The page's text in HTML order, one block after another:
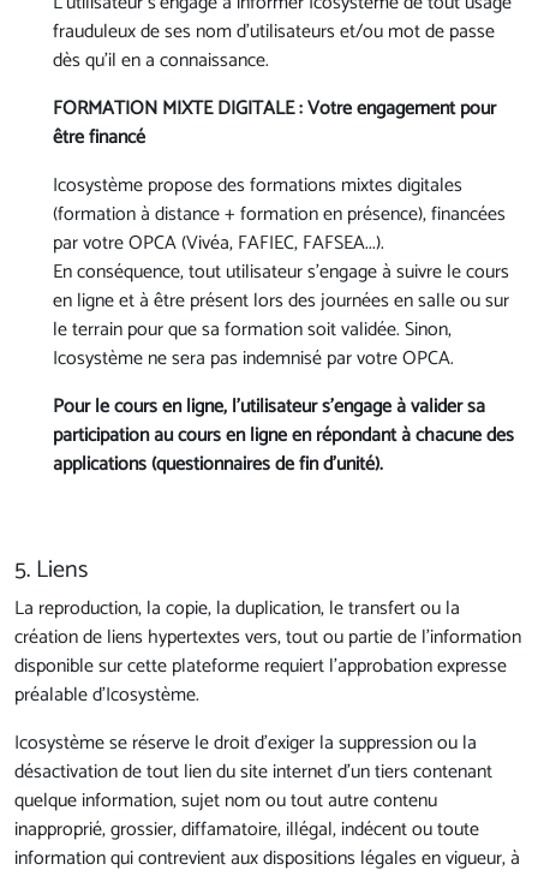
frauduleux de ses nom d’utilisateurs et/ou mot de passe
dès qu’il en a connaissance.
FORMATION MIXTE DIGITALE : Votre engagement pour
être financé
Icosystème propose des formations mixtes digitales
(formation à distance + formation en présence), financées
par votre OPCA (Vivéa, FAFIEC, FAFSEA...).
En conséquence, tout utilisateur s'engage à suivre le cours
en ligne et à être présent lors des journées en salle ou sur
le terrain pour que sa formation soit validée. Sinon,
Icosystème ne sera pas indemnisé par votre OPCA.
Pour le cours en ligne, l'utilisateur s'engage à valider sa
participation au cours en ligne en répondant à chacune des
applications (questionnaires de fin d'unité).
5. Liens
La reproduction, la copie, la duplication, le transfert ou la
création de liens hypertextes vers, tout ou partie de l’information
disponible sur cette plateforme requiert l’approbation expresse
préalable d’Icosystème.
Icosystème se réserve le droit d’exiger la suppression ou la
désactivation de tout lien du site internet d’un tiers contenant
quelque information, sujet nom ou tout autre contenu
inapproprié, grossier, diffamatoire, illégal, indécent ou toute
information qui contrevient aux dispositions légales en vigueur, à